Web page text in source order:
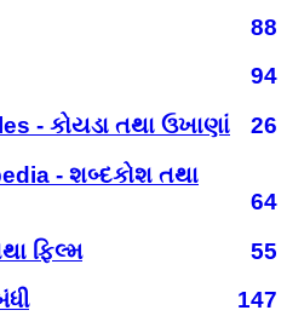
88
94
- કોયડા તથા ઉખાણાં
26
- શબ્દકોશ તથા
64
ફિલ્મ
55
147